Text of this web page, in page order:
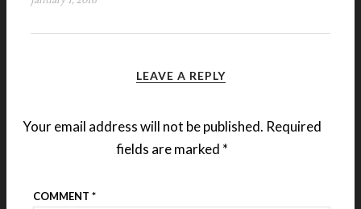
LEAVE A REPLY
Your email address will not be published. Required
fields are marked *
COMMENT *